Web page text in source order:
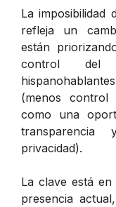
La imposibilidad
refleja un
están
control del
(menos
como una
transparencia
privacidad).
La clave está
presencia